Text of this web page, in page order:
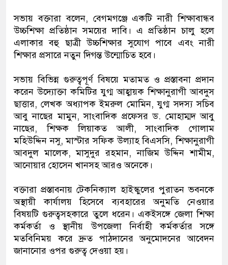
সভায় বক্তারা বলেন, বেগমগঞ্জে একটি নারী শিক্ষাবান্ধব
উচ্চশিক্ষা প্রতিষ্ঠান সময়ের দাবি। এ প্রতিষ্ঠান চালু হলে
এলাকার বহু ছাত্রী উচ্চশিক্ষার সুযোগ পাবে এবং নারী
শিক্ষার প্রসারে নতুন দিগন্ত উন্মোচিত হবে।
সভায় বিভিন্ন গুরুত্বপূর্ণ বিষয়ে মতামত ও প্রস্তাবনা প্রদান
করেন উদ্যোক্তা কমিটির যুগ্ম আহ্বায়ক শিক্ষানুরাগী আবদুস
ছাত্তার, লেখক অধ্যাপক ইমরুল মোমিন, যুগ্ম সদস্য সচিব
আবু নাছের মামুন, সাংবাদিক প্রফেসর ড. মোহাম্মদ আবু
নাছের, শিক্ষক লিয়াকত আলী, সাংবাদিক গোলাম
মহিউদ্দিন নসু, মাস্টার সফিক উল্যাহ বিএসসি, শিক্ষানুরাগী
আবদুল মালেক, মাসুদুর রহমান, নাজিম উদ্দিন শামীম,
আনোয়ার হোসেন খানসহ আরও অনেকে।
বক্তারা প্রস্তাবনায় টেকনিক্যাল হাইস্কুলের পুরাতন ভবনকে
অস্থায়ী কার্যালয় হিসেবে ব্যবহারের অনুমতি নেওয়ার
বিষয়টি গুরুত্বসহকারে তুলে ধরেন। একইসঙ্গে জেলা শিক্ষা
কর্মকর্তা ও স্থানীয় উপজেলা নির্বাহী কর্মকর্তার সঙ্গে
মতবিনিময় করে দ্রুত পাঠদানের অনুমোদনের আবেদন
জানানোর ওপর গুরুত্ব দেওয়া হয়।